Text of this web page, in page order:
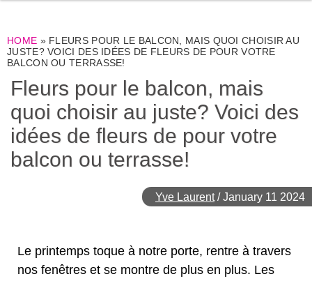
HOME » FLEURS POUR LE BALCON, MAIS QUOI CHOISIR AU
JUSTE? VOICI DES IDÉES DE FLEURS DE POUR VOTRE
BALCON OU TERRASSE!
Fleurs pour le balcon, mais
quoi choisir au juste? Voici des
idées de fleurs de pour votre
balcon ou terrasse!
Yve Laurent/January 11 2024
Le printemps toque à notre porte, rentre à travers
nos fenêtres et se montre de plus en plus. Les